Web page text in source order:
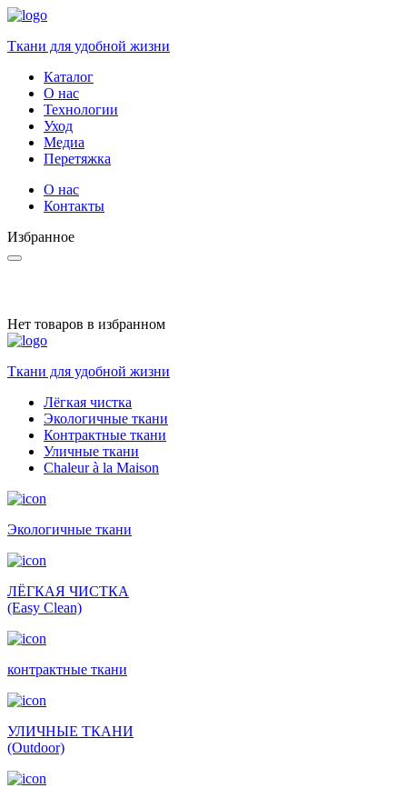
Ткани для удобной жизни
Каталог
О нас
Технологии
Уход
Медиа
Перетяжка
О нас
Контакты
Избранное
Нет товаров в избранном
Ткани для удобной жизни
Лёгкая чистка
Экологичные ткани
Контрактные ткани
Уличные ткани
Сhaleur à la Maison
Экологичные ткани
ЛЁГКАЯ ЧИСТКА
(Easy Clean)
контрактные ткани
УЛИЧНЫЕ ТКАНИ
(Outdoor)